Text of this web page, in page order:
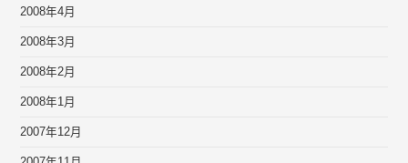
2008年4月
2008年3月
2008年2月
2008年1月
2007年12月